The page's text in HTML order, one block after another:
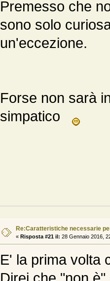
Premesso che
sono solo
un'eccezione.
Forse non sarà
simpatico
Re:Caratteristiche necessarie
« Risposta #21 il: 28 Gennaio 2016,
E' la prima